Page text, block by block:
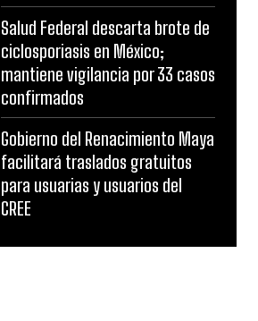
Salud Federal descarta brote de
ciclosporiasis en México;
mantiene vigilancia por 33 casos
confirmados
Gobierno del Renacimiento Maya
facilitará traslados gratuitos
para usuarias y usuarios del
CREE